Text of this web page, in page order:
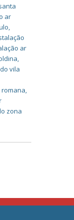
ar
,
ar
,
vila
,
zona